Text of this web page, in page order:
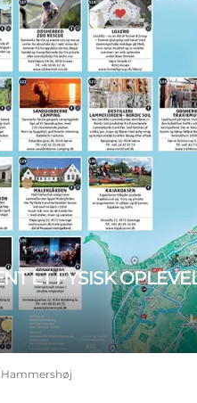
ET FYSISK
Hammershøj